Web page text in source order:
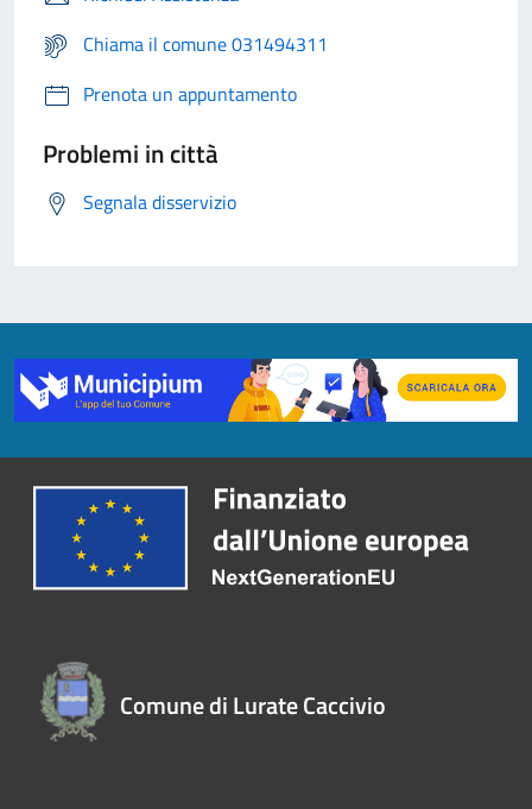
Chiama il comune 031494311
Prenota un appuntamento
Problemi in città
Segnala disservizio
Comune di Lurate Caccivio